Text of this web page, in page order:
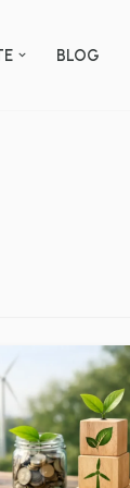
BLOG